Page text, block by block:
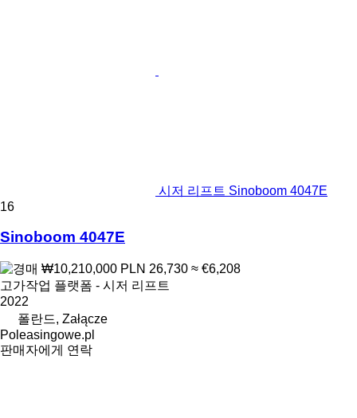
시저 리프트 Sinoboom 4047E
16
Sinoboom 4047E
₩10,210,000 PLN 26,730 ≈ €6,208
고가작업 플랫폼 - 시저 리프트
2022
폴란드, Załącze
Poleasingowe.pl
판매자에게 연락